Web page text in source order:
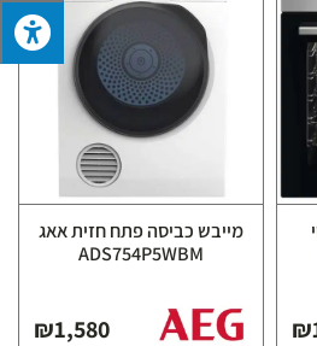
₪
מייבש כביסה פתח חזית אאג
ADS754P5WBM
₪1,580